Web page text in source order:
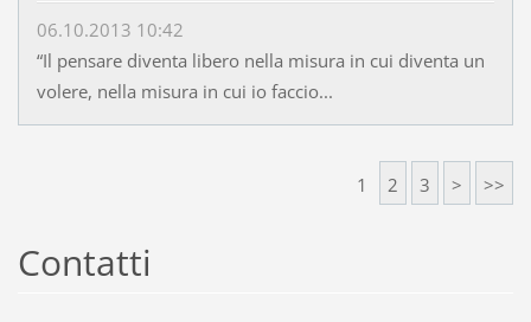
06.10.2013 10:42
“Il pensare diventa libero nella misura in cui diventa un
volere, nella misura in cui io faccio...
1 2 3 > >>
Contatti